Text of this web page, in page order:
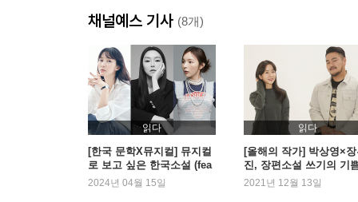
채널예스 기사 (8개)
읽다
[한국 문학X뮤지컬] 뮤지컬
로 보고 싶은 한국소설 (fea
t. 가상캐스팅)
2024년 04월 15일
읽다
[올해의 작가] 박상영×
진, 장편소설 쓰기의 기
슬픔
2021년 12월 13일